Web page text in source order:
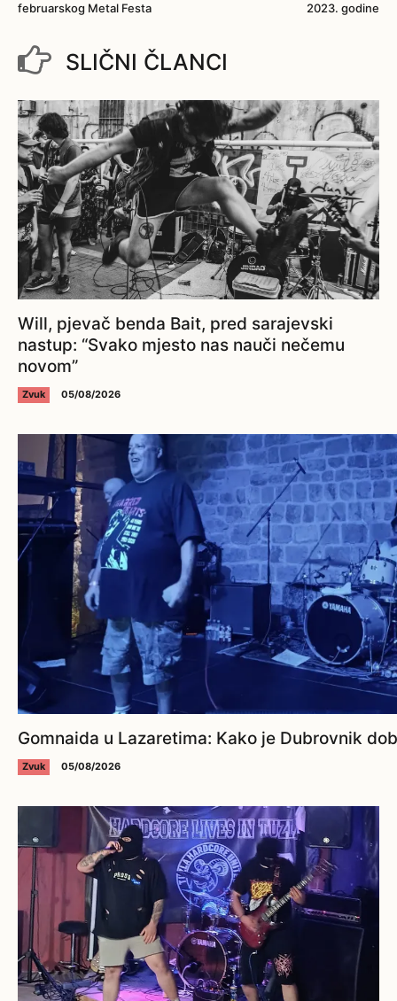
februarskog Metal Festa
2023. godine
SLIČNI ČLANCI
Will, pjevač benda Bait, pred sarajevski
nastup: “Svako mjesto nas nauči nečemu
novom”
Zvuk 05/08/2026
Gomnaida u Lazaretima: Kako je Dubrovnik
Zvuk 05/08/2026